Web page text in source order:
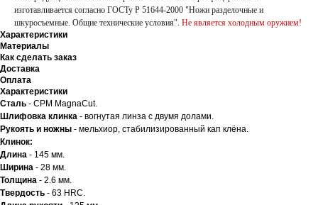
изготавливается согласно ГОСТу Р 51644-2000 "Ножи разделочные и
шкуросъемные. Общие технические условия". Не является холодным оружием!
Характеристики
Материалы
Как сделать заказ
Доставка
Оплата
Характеристики
Сталь - CPM MagnaCut.
Шлифовка клинка - вогнутая линза с двумя долами.
Рукоять и ножны - мельхиор, стабилизированный кап клёна.
Клинок:
Длина - 145 мм.
Ширина - 28 мм.
Толщина - 2.6 мм.
Твердость - 63 HRC.